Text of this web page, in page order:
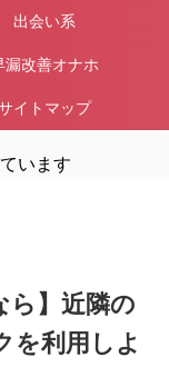
出会い系
漏改善オナホ
イトマップ
います
ら】近隣の
を利用しよ